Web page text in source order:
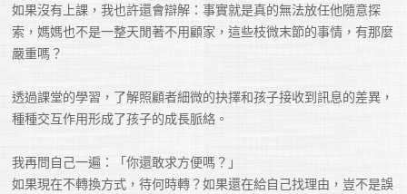
如果沒有上課，我也許還會辯解：事實就是真的無法放任他隨意探
索，媽媽也不是一整天閒著不用顧家，這些枝微末節的事情，有那麼
嚴重嗎？
透過課堂的學習，了解照顧者細微的抉擇和孩子接收到訊息的差異，
種種交互作用形成了孩子的成長脈絡。
我再問自己一遍：「你還敢求方便嗎？」
如果現在不轉換方式，待何時轉？如果還在給自己找理由，豈不是誤